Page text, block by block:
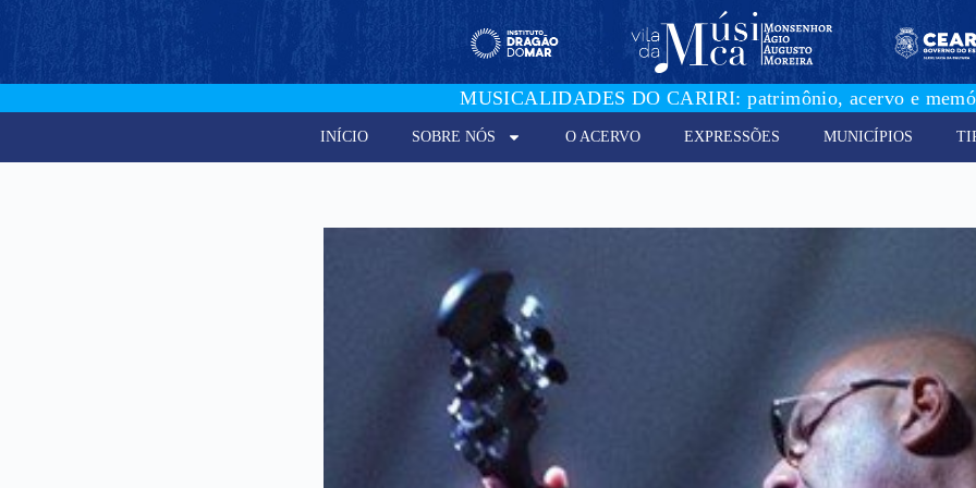
MUSICALIDADES DO CARIRI: patrimônio, acervo e
INÍCIO SOBRE NÓS O ACERVO EXPRESSÕES MUNICÍPIOS